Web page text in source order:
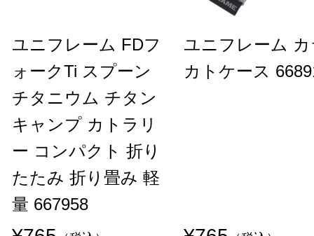
ユニフレーム FDフ
ォークTi スプーン
チタニウム チタン
キャンプ カトラリ
ー コンパクト 折り
たたみ 折り畳み 軽
量 667958
ユニフレーム
カトケース